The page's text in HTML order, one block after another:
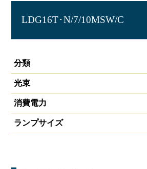
LDG16T･N/7/10MSW/C
分類
光束
消費電力
ランプサイズ